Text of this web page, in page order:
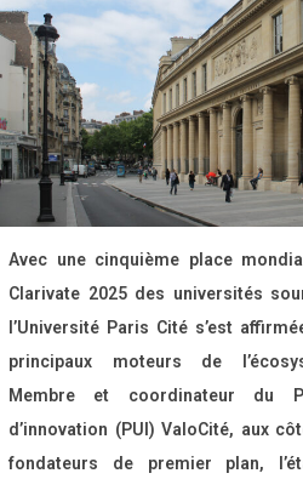
Avec une cinquième place
Clarivate 2025 des universités
l’Université Paris Cité s’est
principaux moteurs de
Membre et coordinateur du
d’innovation (PUI) ValoCité, aux
fondateurs de premier plan,